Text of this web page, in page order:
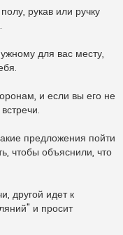
рукав или ручку
для вас месту,
и если вы его не
предложения пойти
чтобы объяснили, что
другой идет к
и просит